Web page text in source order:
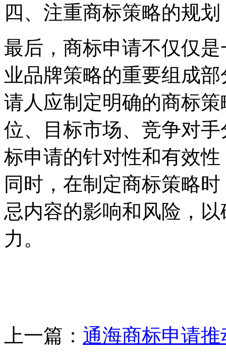
四、注重商标策略的规划
最后，商标申请不仅仅
业品牌策略的重要组成
请人应制定明确的商标
位、目标市场、竞争对
标申请的针对性和有效
同时，在制定商标策略
忌内容的影响和风险，
力。
上一篇： 通海商标申请